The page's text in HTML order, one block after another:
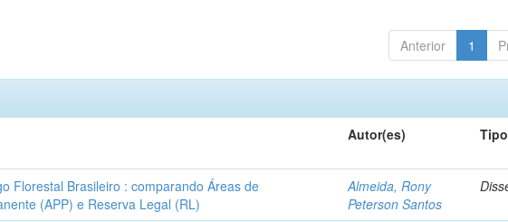
Anterior 1
Autor(es) Tipo
Florestal Brasileiro : comparando Áreas de
(APP) e Reserva Legal (RL)
Almeida, Rony
Peterson Santos